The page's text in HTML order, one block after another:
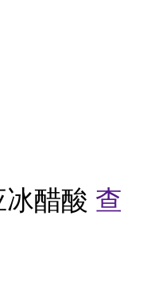
醋酸 查